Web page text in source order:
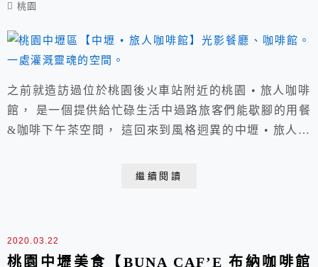
桃園
之前就造訪過位於桃園後火車站附近的桃園 • 旅人咖啡
館， 是一個提供給忙碌生活中過路旅客們能歇腳的用餐
&咖啡下午茶空間， 這回來到風格迥異的中壢 • 旅人咖
繼續閱讀
2020.03.22
桃園中壢美食【BUNA CAF’E 布納咖啡館